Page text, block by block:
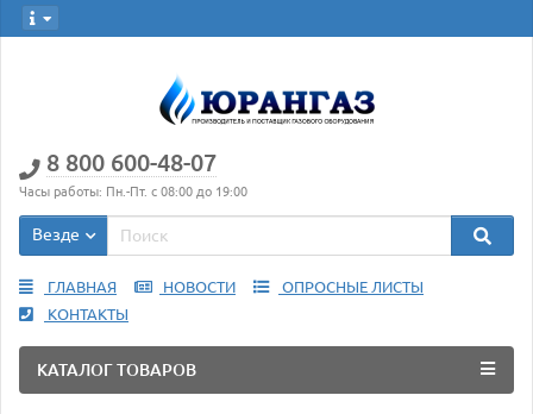
8 800 600-48-07
Часы работы: Пн.-Пт. с 08:00 до 19:00
Везде
ГЛАВНАЯ НОВОСТИ
ОПРОСНЫЕ ЛИСТЫ
КОНТАКТЫ
КАТАЛОГ ТОВАРОВ